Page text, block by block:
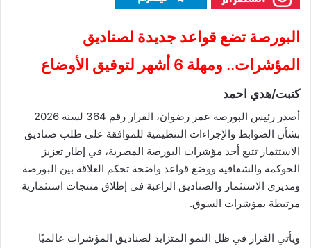
البورصة تضع قواعد جديدة لصناديق
المؤشرات.. ومهلة 6 أشهر لتوفيق الأوضاع
كتبت/هدي احمد
أصدر رئيس البورصة عمر رضوان، القرار رقم 364 لسنة 2026
بشأن الضوابط والإجراءات التنظيمية للموافقة على طلب صناديق
الاستثمار تتبع أحد مؤشرات البورصة المصرية، في إطار تعزيز
الحوكمة والشفافية ووضع قواعد واضحة تحكم العلاقة بين البورصة
ومديري الاستثمار والصناديق الراغبة في إطلاق منتجات استثمارية
مرتبطة بمؤشرات السوق.
ويأتي القرار في ظل النمو المتزايد لصناديق المؤشرات عالميًا